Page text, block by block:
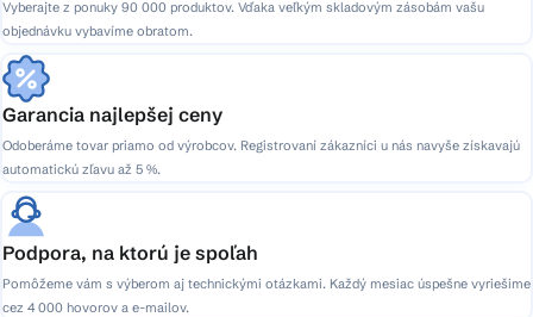
Vyberajte z ponuky 90 000 produktov. Vďaka veľkým skladovým zásobám vašu
objednávku vybavíme obratom.
Garancia najlepšej ceny
Odoberáme tovar priamo od výrobcov. Registrovaní zákazníci u nás navyše získavajú
automatickú zľavu až 5 %.
Podpora, na ktorú je spoľah
Pomôžeme vám s výberom aj technickými otázkami. Každý mesiac úspešne vyriešime
cez 4 000 hovorov a e-mailov.